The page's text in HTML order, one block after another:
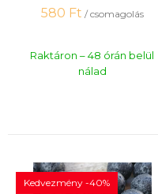
580 Ft / csomagolás
Raktáron – 48 órán belül
nálad
Kedvezmény -40%